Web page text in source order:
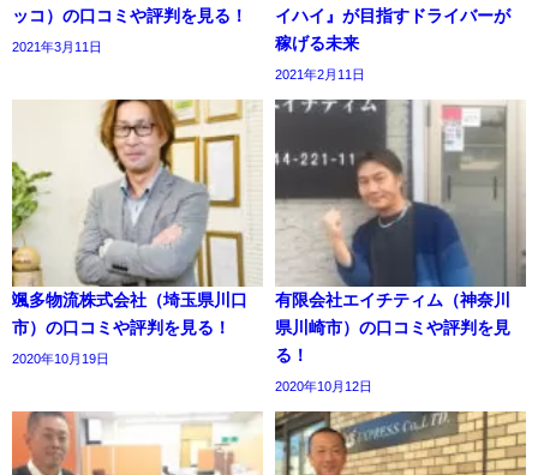
ッコ）の口コミや評判を見る！
2021年3月11日
イハイ』が目指すドライバーが
稼げる未来
2021年2月11日
颯多物流株式会社（埼玉県川口
市）の口コミや評判を見る！
2020年10月19日
有限会社エイチティム（神奈川
県川崎市）の口コミや評判を見
る！
2020年10月12日